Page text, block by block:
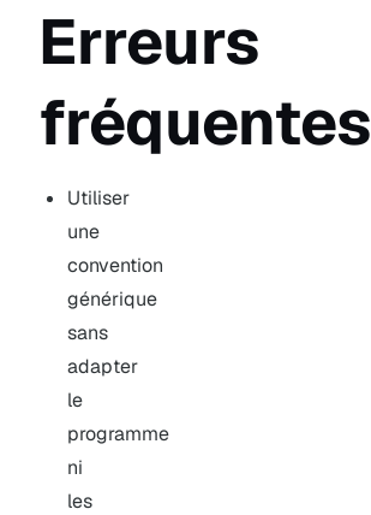
Erreurs
fréquentes
Utiliser
une
convention
générique
sans
adapter
le
programme
ni
les